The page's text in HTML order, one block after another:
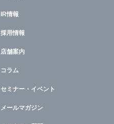
IR情報
採用情報
店舗案内
コラム
セミナー・イベント
メールマガジン